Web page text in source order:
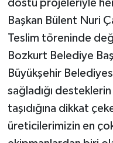
dostu projeleriyle
Başkan Bülent Nuri
Teslim töreninde
Bozkurt Belediye
Büyükşehir
sağladığı
taşıdığına dikkat
üreticilerimizin en